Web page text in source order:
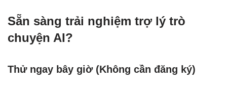
Sẵn sàng trải nghiệm trợ lý trò
chuyện AI?
Thử ngay bây giờ (Không cần đăng ký)